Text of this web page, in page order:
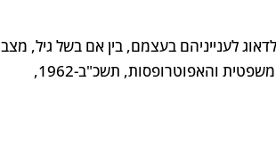
לענייניהם בעצמם, בין אם בשל גיל, מצב
רפואי או נסיבות אחרות. בישראל, תהליך זה מוסדר על ידי חוק הכשרות המשפטית והאפוטרופסות, תשכ"ב-1962,